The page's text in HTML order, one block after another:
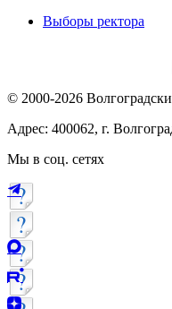
Выборы ректора
© 2000-2026
Адрес: 400062, г.
Мы в соц. сетях